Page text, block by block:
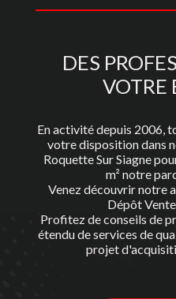
DES
VOTRE
En activité depuis 2006,
votre disposition dans
Roquette Sur Siagne
m² notre
Venez découvrir notre
Dépôt
Profitez de conseils de
étendu de services de
projet